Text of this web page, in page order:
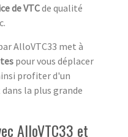
de VTCde qualité
AlloVTC33 met à
pour vous déplacer
profiter d'un
la plus grande
AlloVTC33 et